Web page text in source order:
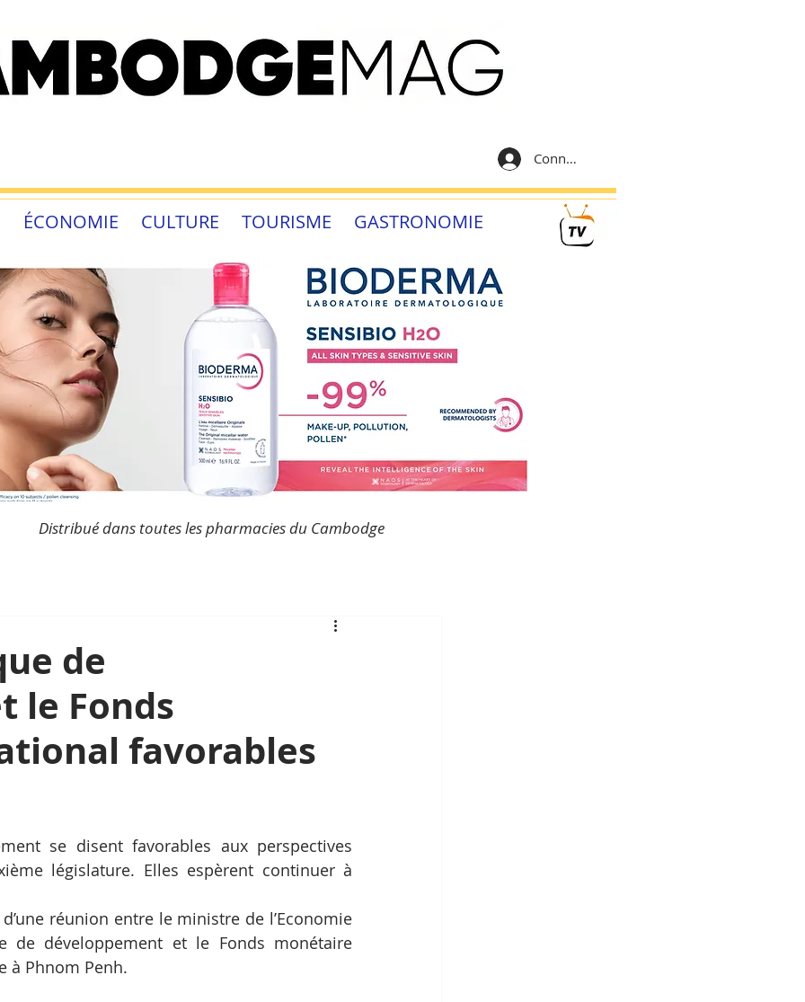
Connexion
ÉCONOMIE CULTURE TOURISME GASTRONOMIE
Distribué dans toutes les pharmacies du Cambodge
de
le Fonds
favorables
se disent favorables aux perspectives
législature. Elles espèrent continuer à
réunion entre le ministre de l’Economie
de développement et le Fonds monétaire
à Phnom Penh.